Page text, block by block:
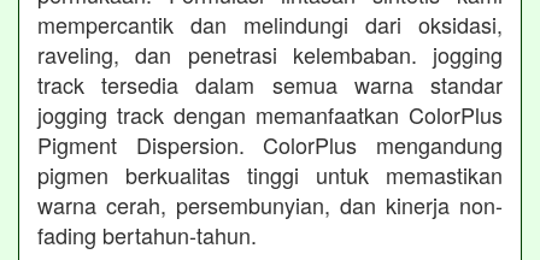
mempercantik dan melindungi dari oksidasi,
raveling, dan penetrasi kelembaban. jogging
track tersedia dalam semua warna standar
jogging track dengan memanfaatkan ColorPlus
Pigment Dispersion. ColorPlus mengandung
pigmen berkualitas tinggi untuk memastikan
warna cerah, persembunyian, dan kinerja non-
fading bertahun-tahun.